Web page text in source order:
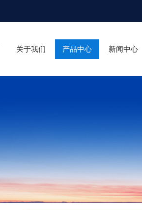
关于我们 产品中心 新闻中心